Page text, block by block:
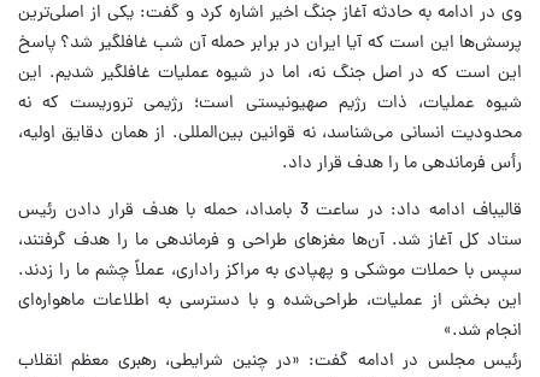
وی در ادامه به حادثه آغاز جنگ اخیر اشاره کرد و گفت: یکی از اصلی‌ترین
پرسش‌ها این است که آیا ایران در برابر حمله آن شب غافلگیر شد؟ پاسخ
این است که در اصل جنگ نه، اما در شیوه عملیات غافلگیر شدیم. این
شیوه عملیات، ذات رژیم صهیونیستی است؛ رژیمی تروریست که نه
محدودیت انسانی می‌شناسد، نه قوانین بین‌المللی. از همان دقایق اولیه،
رأس فرماندهی ما را هدف قرار داد.
قالیباف ادامه داد: در ساعت 3 بامداد، حمله با هدف قرار دادن رئیس
ستاد کل آغاز شد. آن‌ها مغزهای طراحی و فرماندهی ما را هدف گرفتند،
سپس با حملات موشکی و پهپادی به مراکز راداری، عملاً چشم ما را زدند.
این بخش از عملیات، طراحی‌شده و با دسترسی به اطلاعات ماهواره‌ای
انجام شد.»
رئیس مجلس در ادامه گفت: «در چنین شرایطی، رهبری معظم انقلاب